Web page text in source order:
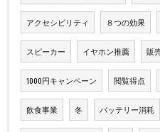
アクセシビリティ ８つの効果
スピーカー イヤホン推薦 販
1000円キャンペーン 閲覧得点
飲食事業 冬 バッテリー消耗